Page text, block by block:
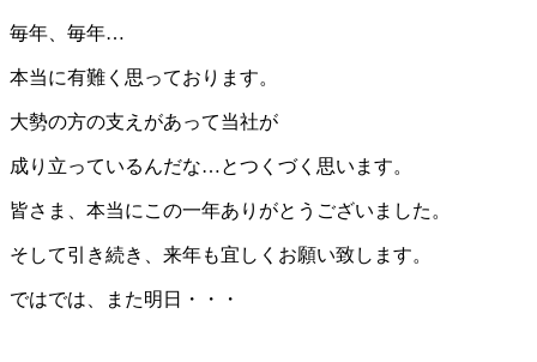
毎年、毎年…
本当に有難く思っております。
大勢の方の支えがあって当社が
成り立っているんだな…とつくづく思います。
皆さま、本当にこの一年ありがとうございました。
そして引き続き、来年も宜しくお願い致します。
ではでは、また明日・・・